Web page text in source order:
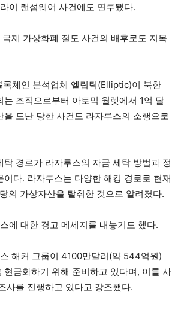
이 랜섬웨어 사건에도 연루됐다.
제 가상화폐 절도 사건의 배후로도 지목
록체인 분석업체 엘립틱(Elliptic)이 북한
는 조직으로부터 아토믹 월렛에서 1억 달
을 도난 당한 사건도 라자루스의 소행으로
탁 경로가 라자루스의 자금 세탁 방법과 정
이다. 라자루스는 다양한 해킹 경로로 현재
의 가상자산을 탈취한 것으로 알려졌다.
에 대한 경고 메세지를 내놓기도 했다.
해커 그룹이 4100만달러(약 544억원)
현금화하기 위해 준비하고 있다며, 이를 사
사를 진행하고 있다고 강조했다.